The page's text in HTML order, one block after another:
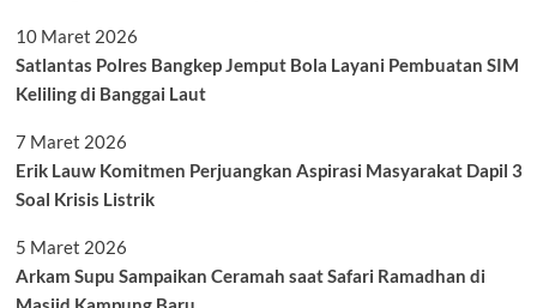
10 Maret 2026
Satlantas Polres Bangkep Jemput Bola Layani Pembuatan SIM
Keliling di Banggai Laut
7 Maret 2026
Erik Lauw Komitmen Perjuangkan Aspirasi Masyarakat Dapil 3
Soal Krisis Listrik
5 Maret 2026
Arkam Supu Sampaikan Ceramah saat Safari Ramadhan di